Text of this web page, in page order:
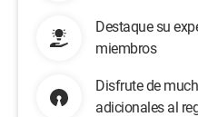
Destaque su
miembros
Disfrute de
adicionales al